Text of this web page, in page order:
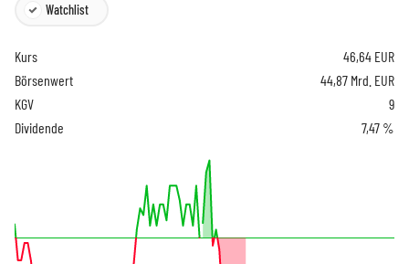
Watchlist
Kurs 46,64 EUR
Börsenwert
44,87 Mrd. EUR
KGV
9
Dividende
7,47 %